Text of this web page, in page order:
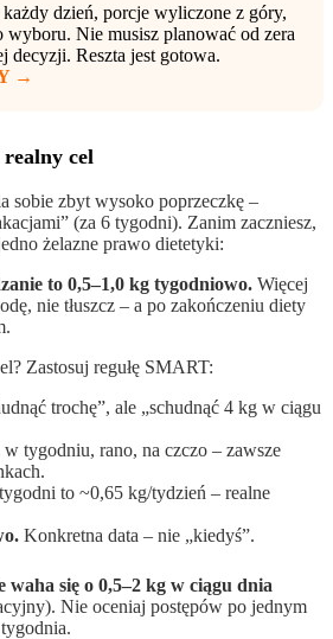
dzień, porcje wyliczone z góry,
Nie musisz planować od zera
decyzji. Reszta jest gotowa.
→
cel
sobie zbyt wysoko poprzeczkę –
(za 6 tygodni). Zanim zaczniesz,
żelazne prawo dietetyki:
to 0,5–1,0 kg tygodniowo. Więcej
nie tłuszcz – a po zakończeniu diety
Zastosuj regułę SMART:
trochę”, ale „schudnąć 4 kg w ciągu
w tygodniu, rano, na czczo – zawsze
to ~0,65 kg/tydzień – realne
Konkretna data – nie „kiedyś”.
waha się o 0,5–2 kg w ciągu dnia
Nie oceniaj postępów po jednym